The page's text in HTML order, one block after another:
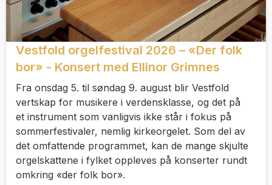
Vestfold orgelfestival 2026 – «Der folk
bor» - Konsert med Ellinor Grimnes
Fra onsdag 5. til søndag 9. august blir Vestfold
vertskap for musikere i verdensklasse, og det på
et instrument som vanligvis ikke står i fokus på
sommerfestivaler, nemlig kirkeorgelet. Som del av
det omfattende programmet, kan de mange skjulte
orgelskattene i fylket oppleves på konserter rundt
omkring «der folk bor».